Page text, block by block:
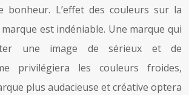
bonheur. L’effet des couleurs sur la
est indéniable. Une marque qui
une image de sérieux et de
privilégiera les couleurs froides,
plus audacieuse et créative optera